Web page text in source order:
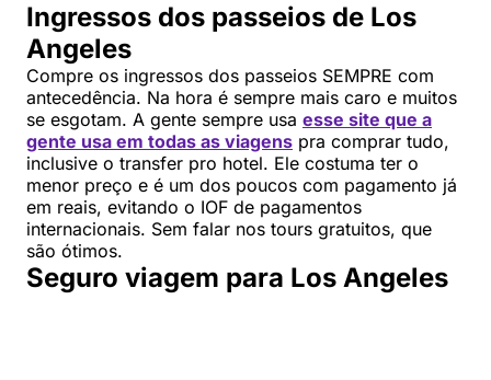
Ingressos dos passeios de Los
Angeles
Compre os ingressos dos passeios SEMPRE com
antecedência. Na hora é sempre mais caro e muitos
se esgotam. A gente sempre usa esse site que a
gente usa em todas as viagens pra comprar tudo,
inclusive o transfer pro hotel. Ele costuma ter o
menor preço e é um dos poucos com pagamento já
em reais, evitando o IOF de pagamentos
internacionais. Sem falar nos tours gratuitos, que
são ótimos.
Seguro viagem para Los Angeles